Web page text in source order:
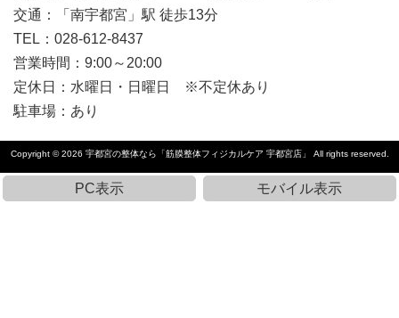
交通：「南宇都宮」駅 徒歩13分
TEL：028-612-8437
営業時間：9:00～20:00
定休日：水曜日・日曜日 ※不定休あり
駐車場：あり
Copyright © 2026 宇都宮の整体なら「筋膜整体フィジカルケア 宇都宮店」 All rights reserved.
PC表示 モバイル表示